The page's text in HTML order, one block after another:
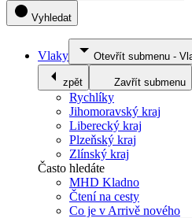
Vyhledat
Vlaky Otevřít submenu -
zpět Zavřít submenu
Rychlíky
Jihomoravský kraj
Liberecký kraj
Plzeňský kraj
Zlínský kraj
Často hledáte
MHD Kladno
Čtení na cesty
Co je v Arrivě nového